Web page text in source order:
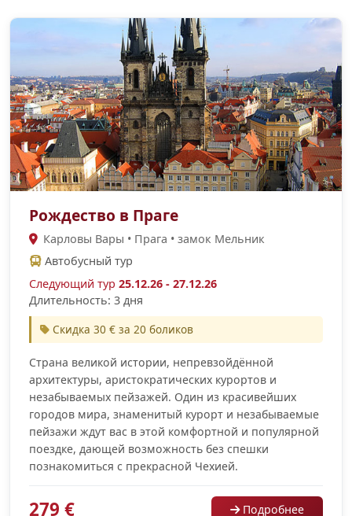
Рождество в Праге
Карловы Вары • Прага • замок Мельник
Автобусный тур
Следующий тур 25.12.26 - 27.12.26
Длительность: 3 дня
Скидка 30 € за 20 боликов
Страна великой истории, непревзойдённой
архитектуры, аристократических курортов и
незабываемых пейзажей. Один из красивейших
городов мира, знаменитый курорт и незабываемые
пейзажи ждут вас в этой комфортной и популярной
поездке, дающей возможность без спешки
познакомиться с прекрасной Чехией.
279 € Подробнее